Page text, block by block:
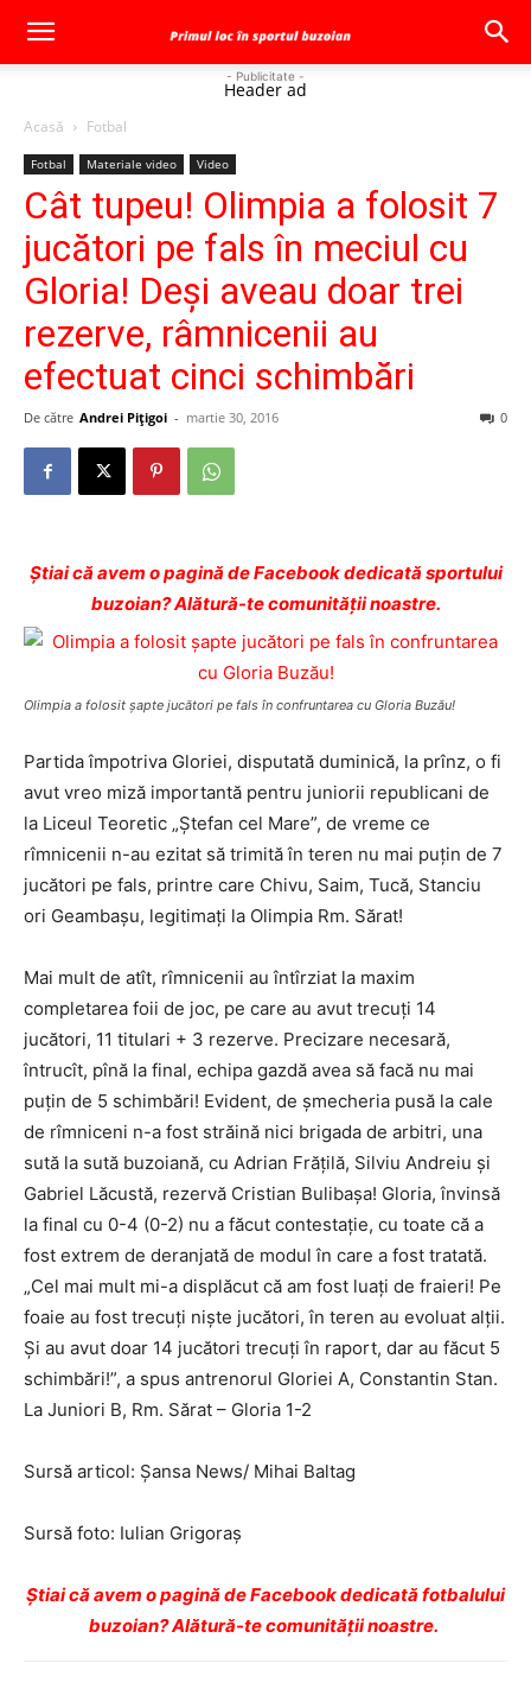
- Publicitate -
Header ad
Acasă Fotbal
Fotbal Materiale video Video
Cât tupeu! Olimpia a folosit 7
jucători pe fals în meciul cu
Gloria! Deşi aveau doar trei
rezerve, râmnicenii au
efectuat cinci schimbări
De către Andrei Pițigoi - martie 30, 2016 0
Ştiai că avem o pagină de Facebook dedicată sportului
buzoian? Alătură-te comunității noastre.
Olimpia a folosit şapte jucători pe fals în confruntarea cu Gloria Buzău!
Partida împotriva Gloriei, disputată duminică, la prînz, o fi
avut vreo miză importantă pentru juniorii republicani de
la Liceul Teoretic „Ştefan cel Mare”, de vreme ce
rîmnicenii n-au ezitat să trimită în teren nu mai puţin de 7
jucători pe fals, printre care Chivu, Saim, Tucă, Stanciu
ori Geambaşu, legitimaţi la Olimpia Rm. Sărat!
Mai mult de atît, rîmnicenii au întîrziat la maxim
completarea foii de joc, pe care au avut trecuţi 14
jucători, 11 titulari + 3 rezerve. Precizare necesară,
întrucît, pînă la final, echipa gazdă avea să facă nu mai
puţin de 5 schimbări! Evident, de şmecheria pusă la cale
de rîmniceni n-a fost străină nici brigada de arbitri, una
sută la sută buzoiană, cu Adrian Frăţilă, Silviu Andreiu şi
Gabriel Lăcustă, rezervă Cristian Bulibaşa! Gloria, învinsă
la final cu 0-4 (0-2) nu a făcut contestaţie, cu toate că a
fost extrem de deranjată de modul în care a fost tratată.
„Cel mai mult mi-a displăcut că am fost luaţi de fraieri! Pe
foaie au fost trecuţi nişte jucători, în teren au evoluat alţii.
Şi au avut doar 14 jucători trecuţi în raport, dar au făcut 5
schimbări!”, a spus antrenorul Gloriei A, Constantin Stan.
La Juniori B, Rm. Sărat – Gloria 1-2
Sursă articol: Şansa News/ Mihai Baltag
Sursă foto: Iulian Grigoraş
Ştiai că avem o pagină de Facebook dedicată fotbalului
buzoian? Alătură-te comunității noastre.